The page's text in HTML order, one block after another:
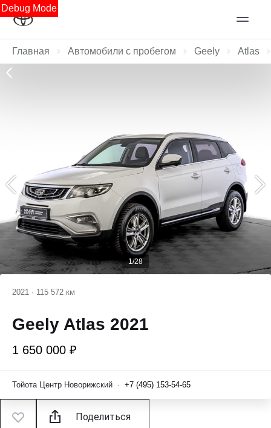
Debug Mode
Главная Автомобили с пробегом Geely Atlas
1/28
2021 · 115 572 км
Geely Atlas 2021
1 650 000 ₽
Тойота Центр Новорижский · +7 (495) 153-54-65
Поделиться